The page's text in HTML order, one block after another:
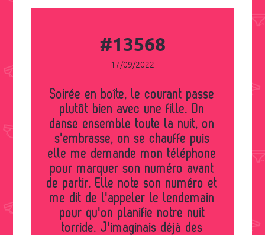
#13568
17/09/2022
Soirée en boîte, le courant passe
plutôt bien avec une fille. On
danse ensemble toute la nuit, on
s'embrasse, on se chauffe puis
elle me demande mon téléphone
pour marquer son numéro avant
de partir. Elle note son numéro et
me dit de l'appeler le lendemain
pour qu'on planifie notre nuit
torride. J'imaginais déjà des